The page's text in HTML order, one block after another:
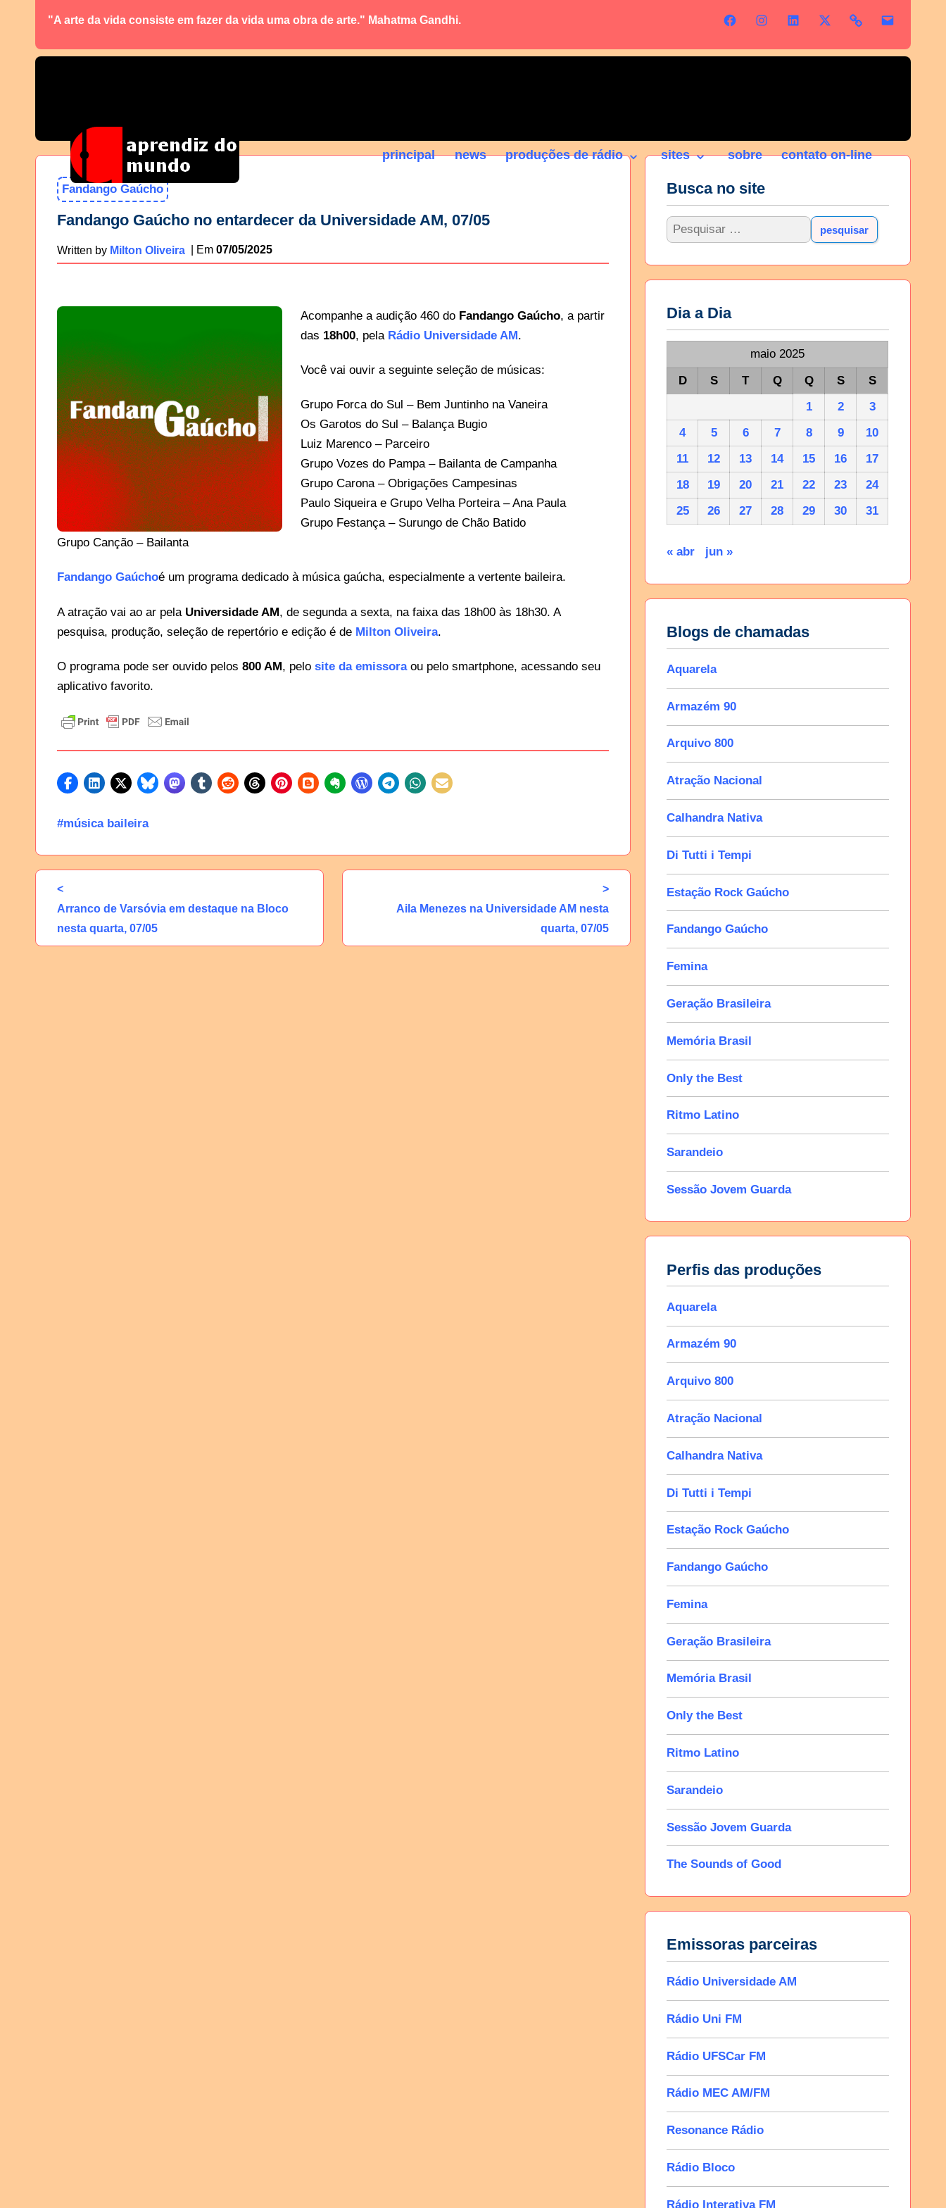
"A arte da vida consiste em fazer da vida uma obra de arte." Mahatma Gandhi.
principal news produções de rádio sites sobre contato on-line
Fandango Gaúcho
Fandango Gaúcho no entardecer da Universidade AM, 07/05
Written by Milton Oliveira 07/05/2025
Acompanhe a audição 460 do Fandango Gaúcho, a partir
das 18h00, pela Rádio Universidade AM.
Você vai ouvir a seguinte seleção de músicas:
Grupo Forca do Sul – Bem Juntinho na Vaneira
Os Garotos do Sul – Balança Bugio
Luiz Marenco – Parceiro
Grupo Vozes do Pampa – Bailanta de Campanha
Grupo Carona – Obrigações Campesinas
Paulo Siqueira e Grupo Velha Porteira – Ana Paula
Grupo Festança – Surungo de Chão Batido
Grupo Canção – Bailanta
Fandango Gaúchoé um programa dedicado à música gaúcha, especialmente a vertente baileira.
A atração vai ao ar pela Universidade AM, de segunda a sexta, na faixa das 18h00 às 18h30. A
pesquisa, produção, seleção de repertório e edição é de Milton Oliveira.
O programa pode ser ouvido pelos800 AM, pelosite da emissoraou pelo smartphone, acessando seu
aplicativo favorito.
#música baileira
<
Arranco de Varsóvia em destaque na Bloco
nesta quarta, 07/05
>
Aila Menezes na Universidade AM nesta
quarta, 07/05
Busca no site
Dia a Dia
maio 2025
D
S T Q Q S
S
1
2
3
4
5 6 7 8 9
10
11
12 13 14 15 16
17
18
19 20 21 22 23
24
25
26 27 28 29 30 31
« abr jun »
Blogs de chamadas
Aquarela
Armazém 90
Arquivo 800
Atração Nacional
Calhandra Nativa
Di Tutti i Tempi
Estação Rock Gaúcho
Fandango Gaúcho
Femina
Geração Brasileira
Memória Brasil
Only the Best
Ritmo Latino
Sarandeio
Sessão Jovem Guarda
Perfis das produções
Aquarela
Armazém 90
Arquivo 800
Atração Nacional
Calhandra Nativa
Di Tutti i Tempi
Estação Rock Gaúcho
Fandango Gaúcho
Femina
Geração Brasileira
Memória Brasil
Only the Best
Ritmo Latino
Sarandeio
Sessão Jovem Guarda
The Sounds of Good
Emissoras parceiras
Rádio Universidade AM
Rádio Uni FM
Rádio UFSCar FM
Rádio MEC AM/FM
Resonance Rádio
Rádio Bloco
Rádio Interativa FM